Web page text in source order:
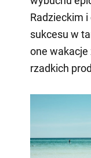
Radzieckim i
sukcesu w
one wakacje
rzadkich